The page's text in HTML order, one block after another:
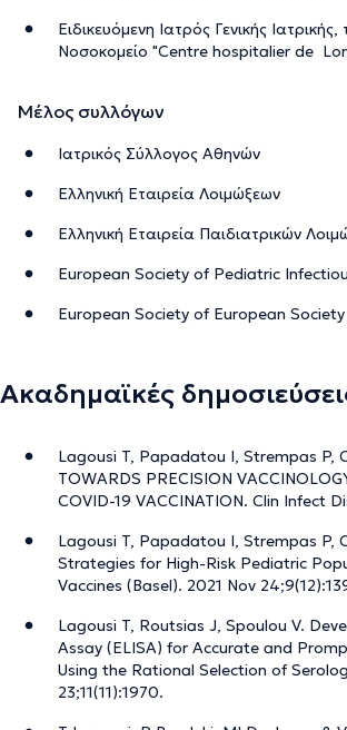
Ειδικευόμενη Ιατρός Γενικής
Νοσοκομείο "Centre hospitalier de
Μέλος συλλόγων
Ιατρικός Σύλλογος Αθηνών
Ελληνική Εταιρεία Λοιμώξεων
Ελληνική Εταιρεία Παιδιατρικών
European Society of Pediatric
European Society of European
Ακαδημαϊκές
Lagousi T, Papadatou I, Strempas P,
TOWARDS PRECISION
COVID-19 VACCINATION. Clin Infect
Lagousi T, Papadatou I, Strempas P,
Strategies for High-Risk Pediatric
Vaccines (Basel). 2021 Nov
Lagousi T, Routsias J, Spoulou V.
Assay (ELISA) for Accurate and
Using the Rational Selection of
23;11(11):1970.